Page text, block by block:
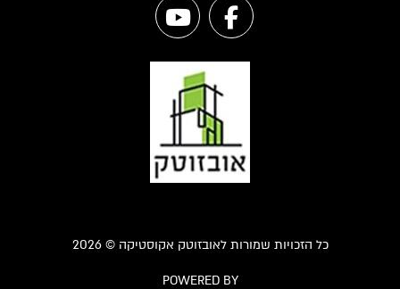
כל הזכויות שמורות לאובזוטק אקוסטיקה © 2026
POWERED BY